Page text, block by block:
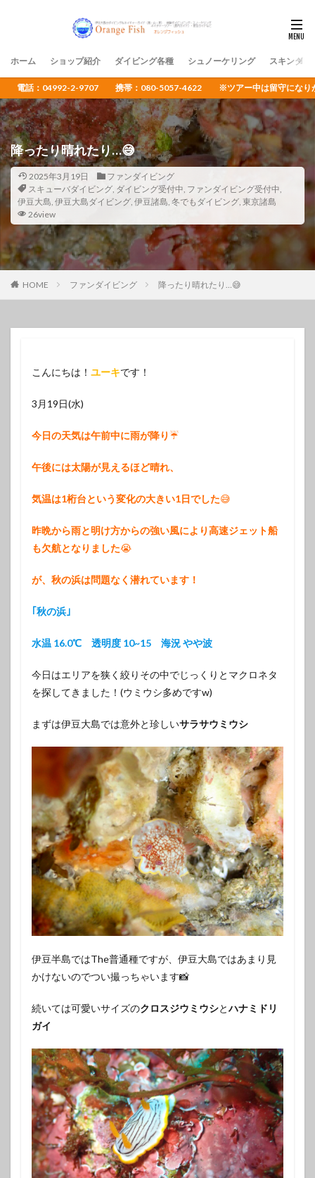
ホーム ショップ紹介 ダイビング各種 シュノーケリング スキンダイ
電話：04992-2-9707 携帯：080-5057-4622 ※ツアー中は留守になりがち
降ったり晴れたり…😅
2025年3月19日
ファンダイビング
スキューバダイビング, ダイビング受付中, ファンダイビング受付中,
伊豆大島, 伊豆大島ダイビング, 伊豆諸島, 冬でもダイビング, 東京諸島
26view
HOME ファンダイビング 降ったり晴れたり…😅
こんにちは！ ユーキです！
3月19日(水)
今日の天気は午前中に雨が降り☔️
午後には太陽が見えるほど晴れ、
気温は1桁台という変化の大きい1日でした😅
昨晩から雨と明け方からの強い風により高速ジェット船
も欠航となりました😭
が、秋の浜は問題なく潜れています！
｢秋の浜｣
水温 16.0℃ 透明度 10~15 海況 やや波
今日はエリアを狭く絞りその中でじっくりとマクロネタ
を探してきました！(ウミウシ多めですw)
まずは伊豆大島では意外と珍しいサラサウミウシ
伊豆半島ではThe普通種ですが、伊豆大島ではあまり見
かけないのでつい撮っちゃいます📸
続いては可愛いサイズのクロスジウミウシとハナミドリ
ガイ